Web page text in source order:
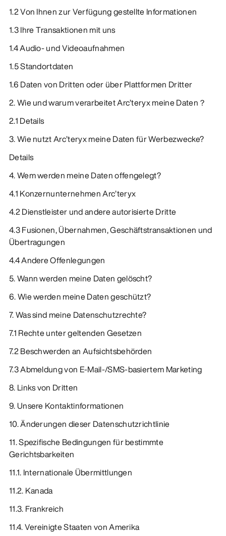
1.2 Von Ihnen zur Verfügung gestellte Informationen
1.3 Ihre Transaktionen mit uns
1.4 Audio- und Videoaufnahmen
1.5 Standortdaten
1.6 Daten von Dritten oder über Plattformen Dritter
2. Wie und warum verarbeitet Arc’teryx meine Daten？
2.1 Details
3. Wie nutzt Arc’teryx meine Daten für Werbezwecke?
Details
4. Wem werden meine Daten offengelegt?
4.1 Konzernunternehmen Arc’teryx
4.2 Dienstleister und andere autorisierte Dritte
4.3 Fusionen, Übernahmen, Geschäftstransaktionen und
Übertragungen
4.4 Andere Offenlegungen
5. Wann werden meine Daten gelöscht?
6. Wie werden meine Daten geschützt?
7. Was sind meine Datenschutzrechte?
7.1 Rechte unter geltenden Gesetzen
7.2 Beschwerden an Aufsichtsbehörden
7.3 Abmeldung von E-Mail-/SMS-basiertem Marketing
8. Links von Dritten
9. Unsere Kontaktinformationen
10. Änderungen dieser Datenschutzrichtlinie
11. Spezifische Bedingungen für bestimmte
Gerichtsbarkeiten
11.1. Internationale Übermittlungen
11.2. Kanada
11.3. Frankreich
11.4. Vereinigte Staaten von Amerika